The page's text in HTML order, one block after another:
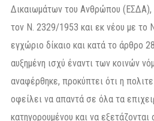
Δικαιωμάτων του Ανθρώπου (ΕΣΔΑ),
τον Ν. 2329/1953 και εκ νέου με το
εγχώριο δίκαιο και κατά το άρθρο
αυξημένη ισχύ έναντι των κοινών
αναφέρθηκε, προκύπτει ότι η
οφείλει να απαντά σε όλα τα
κατηγορουμένου και να